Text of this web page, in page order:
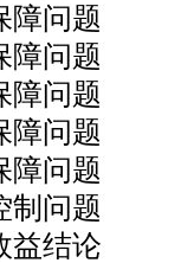
问题
问题
问题
问题
问题
问题
结论